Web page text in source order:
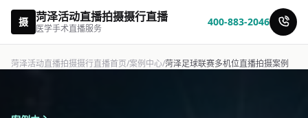
摄 菏泽活动直播拍摄摄行直播
医学手术直播服务
400-883-2046
菏泽活动直播拍摄摄行直播首页/案例中心/菏泽足球联赛多机位直播拍摄案例